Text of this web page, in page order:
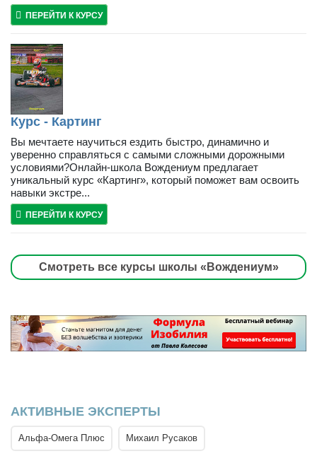
ПЕРЕЙТИ К КУРСУ
Курс - Картинг
Вы мечтаете научиться ездить быстро, динамично и
уверенно справляться с самыми сложными дорожными
условиями?Онлайн-школа Вождениум предлагает
уникальный курс «Картинг», который поможет вам освоить
навыки экстре...
ПЕРЕЙТИ К КУРСУ
Смотреть все курсы школы «Вождениум»
АКТИВНЫЕ ЭКСПЕРТЫ
Альфа-Омега Плюс Михаил Русаков